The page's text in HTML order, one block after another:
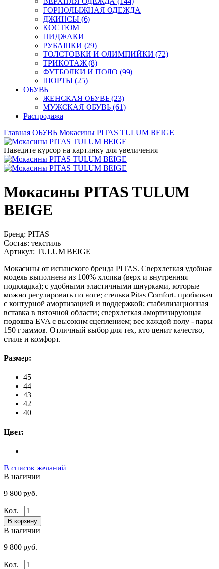
ГОРНОЛЫЖНАЯ ОДЕЖДА
ДЖИНСЫ (6)
КОСТЮМ
ПИДЖАКИ
РУБАШКИ (29)
ТОЛСТОВКИ И ОЛИМПИЙКИ (72)
ТРИКОТАЖ (8)
ФУТБОЛКИ И ПОЛО (99)
ШОРТЫ (25)
ОБУВЬ
ЖЕНСКАЯ ОБУВЬ (23)
МУЖСКАЯ ОБУВЬ (61)
Распродажа
Главная ОБУВЬ Мокасины PITAS TULUM BEIGE
Наведите курсор на картинку для увеличения
Мокасины PITAS TULUM
BEIGE
Бренд: PITAS
Состав: текстиль
Артикул: TULUM BEIGE
Мокасины от испанского бренда PITAS. Сверхлегкая удобная
модель выполнена из 100% хлопка (верх и внутренняя
подкладка); с удобными эластичными шнурками, которые
можно регулировать по ноге; стелька Pitas Comfort- пробковая
с контурной амортизацией и поддержкой; стабилизационная
вставка в пяточной области; сверхлегкая амортизирующая
подошва EVA с высоким сцеплением; вес каждой полу - пары
150 граммов. Отличный выбор для тех, кто ценит качество,
стиль и комфорт.
Размер:
45
44
43
42
40
Цвет:
В список желаний
В наличии
9 800 руб.
Кол.
В наличии
9 800 руб.
Кол.